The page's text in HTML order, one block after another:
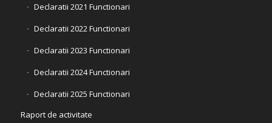
Declaratii 2021 Functionari
Declaratii 2022 Functionari
Declaratii 2023 Functionari
Declaratii 2024 Functionari
Declaratii 2025 Functionari
Raport de activitate